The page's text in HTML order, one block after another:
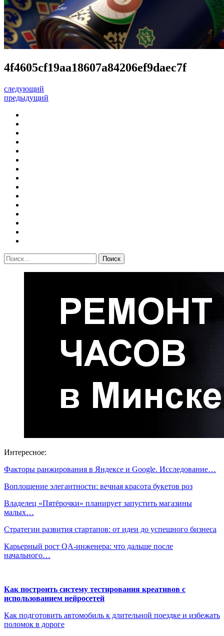
4f4605cf19aa18607a84206ef9daec7f
следующий
предыдущий
Интересное:
Факторы ранжирования в Яндексе и Google. Исследование…
Воплощение элегантности: вечная красота букетов роз
Владелец «Пятёрочки» планирует запустить магазины
малых…
Стратегии развития стартапов: от идеи до успешного бизнеса
Карьерный рост QA-инженера: что дальше после
начального…
Как построить систему тестирования креативов с
использованием нейросетей
Как подготовить автомобиль к длительной поездке и избежать
поломок в дороге